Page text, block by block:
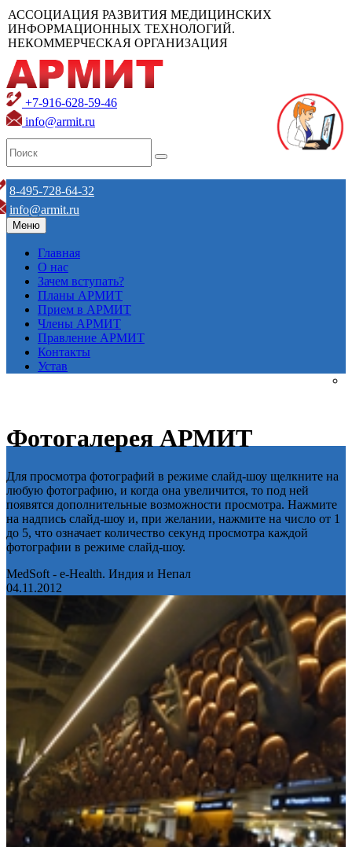
АССОЦИАЦИЯ РАЗВИТИЯ МЕДИЦИНСКИХ
ИНФОРМАЦИОННЫХ ТЕХНОЛОГИЙ.
НЕКОММЕРЧЕСКАЯ ОРГАНИЗАЦИЯ
+7-916-628-59-46
info@armit.ru
8-495-728-64-32
info@armit.ru
Меню
Главная
О нас
Зачем вступать?
Планы АРМИТ
Прием в АРМИТ
Члены АРМИТ
Правление АРМИТ
Контакты
Устав
Фотогалерея АРМИТ
Для просмотра фотографий в режиме слайд-шоу щелкните на
любую фотографию, и когда она увеличится, то под ней
появятся дополнительные возможности просмотра. Нажмите
на надпись слайд-шоу и, при желании, нажмите на число от 1
до 5, что означает количество секунд просмотра каждой
фотографии в режиме слайд-шоу.
MedSoft - e-Health. Индия и Непал
04.11.2012